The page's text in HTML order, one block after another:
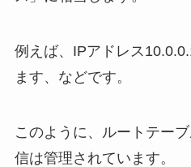
例えば、IPアドレス
ます、などです。
このように、ルートテー
信は管理されています。